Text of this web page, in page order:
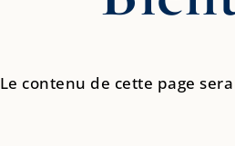
Le contenu de cette page